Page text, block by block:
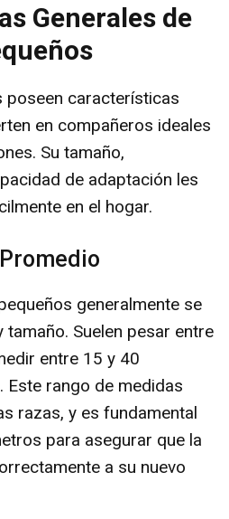
Generales de
poseen características
en compañeros ideales
Su tamaño,
de adaptación les
en el hogar.
generalmente se
Suelen pesar entre
entre 15 y 40
Este rango de medidas
razas, y es fundamental
para asegurar que la
a su nuevo